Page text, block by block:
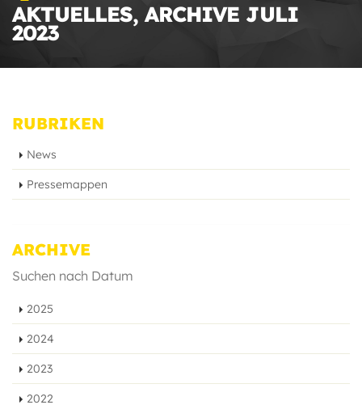
AKTUELLES, ARCHIVE JULI
2023
RUBRIKEN
News
Pressemappen
ARCHIVE
Suchen nach Datum
2025
2024
2023
2022